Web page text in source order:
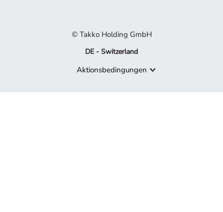
© Takko Holding GmbH
DE - Switzerland
Aktionsbedingungen